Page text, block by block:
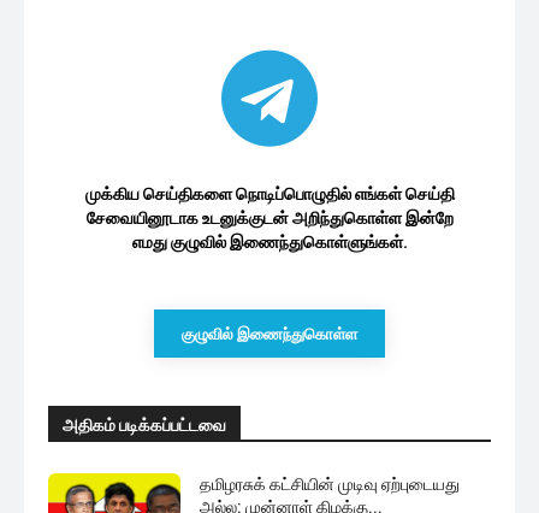
முக்கிய செய்திகளை நொடிப்பொழுதில் எங்கள் செய்தி
சேவையினூடாக உடனுக்குடன் அறிந்துகொள்ள இன்றே
எமது குழுவில் இணைந்துகொள்ளுங்கள்.
குழுவில் இணைந்துகொள்ள
அதிகம் படிக்கப்பட்டவை
தமிழரசுக் கட்சியின் முடிவு ஏற்புடையது
அல்ல: முன்னாள் கிழக்கு...